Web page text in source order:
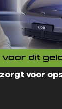
zorgt voor